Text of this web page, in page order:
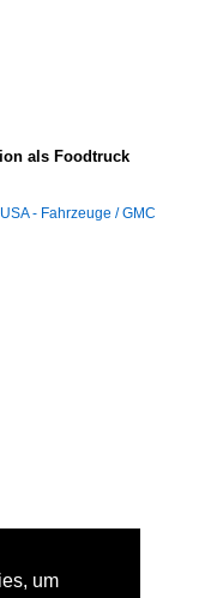
als Foodtruck
- Fahrzeuge / GMC
um